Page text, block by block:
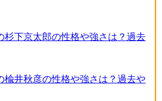
杉下京太郎の性格や強さは？過去
楡井秋彦の性格や強さは？過去や